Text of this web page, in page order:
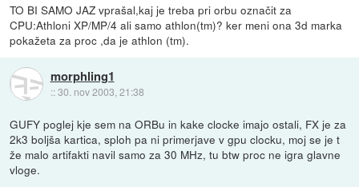
TO BI SAMO JAZ vprašal,kaj je treba pri orbu označit za
CPU:Athloni XP/MP/4 ali samo athlon(tm)? ker meni ona 3d marka
pokažeta za proc ,da je athlon (tm).
morphling1
::30. nov 2003, 21:38
GUFY poglej kje sem na ORBu in kake clocke imajo ostali, FX je za
2k3 boljša kartica, sploh pa ni primerjave v gpu clocku, moj se je t
že malo artifakti navil samo za 30 MHz, tu btw proc ne igra glavne
vloge.